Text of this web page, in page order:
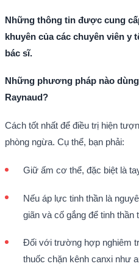
Những thông tin được cung
khuyên của các chuyên viên y
bác sĩ.
Những phương pháp nào
Raynaud?
Cách tốt nhất để điều trị hiện
phòng ngừa. Cụ thể, bạn phải:
Giữ ấm cơ thể, đặc biệt là
Nếu áp lực tinh thần là
giãn và cố gắng để tinh thần
Đối với trường hợp nghiêm
thuốc chặn kênh canxi như